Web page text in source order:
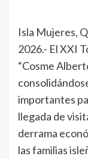
Isla Mujeres,
2026.- El XXI
“Cosme
importantes
llegada de
derrama
las familias